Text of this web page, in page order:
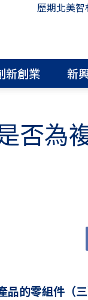
歷期北美智
新創業 新
否為
的零組件（三